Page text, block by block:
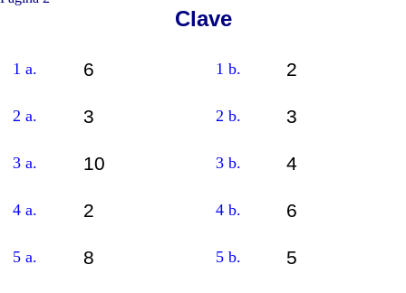
Clave
1 a. 6 1 b. 2
2 a. 3 2 b. 3
3 a. 10 3 b. 4
4 a. 2 4 b. 6
5 a. 8 5 b. 5